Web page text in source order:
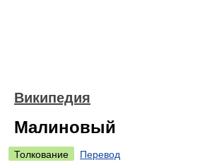
Википедия
Малиновый
Толкование
Перевод